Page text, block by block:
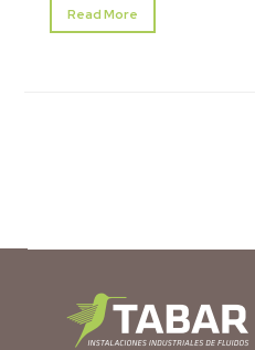
Read More